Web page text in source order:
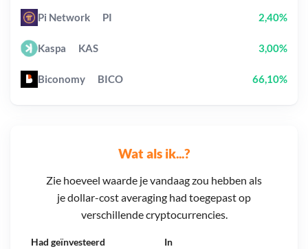
Wat als ik...?
Zie hoeveel waarde je vandaag zou hebben als
je dollar-cost averaging had toegepast op
verschillende cryptocurrencies.
Had geïnvesteerd In
Pi Network PI 2,40%
Kaspa KAS 3,00%
Biconomy BICO 66,10%